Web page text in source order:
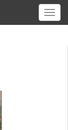
T
o